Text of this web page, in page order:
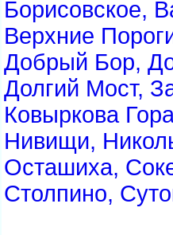
Борисовское,
Верхние
Добрый Бор,
Долгий Мост,
Ковыркова
Нивищи,
Осташиха,
Столпино,